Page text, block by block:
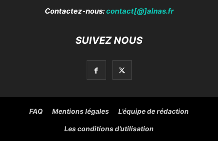
Contactez-nous:contact[@]alnas.fr
SUIVEZ NOUS
FAQ Mentions légales L’équipe de rédaction
Les conditions d’utilisation